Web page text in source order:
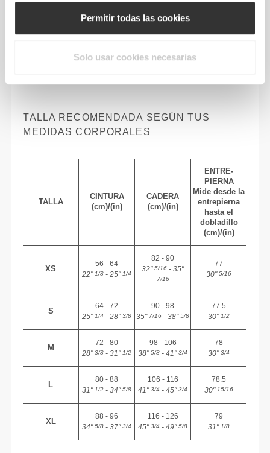
Permitir todas las cookies
Solo usar cookies necesarias
TALLA RECOMENDADA SEGÚN TUS
MEDIDAS CORPORALES
TALLA
CINTURA
(cm)/(in)
CADERA
(cm)/(in)
ENTRE-
PIERNA
Mide desde la
entrepierna
hasta el
dobladillo
(cm)/(in)
XS
56 - 64
22"1/8 - 25"1/4
82 - 90
32"5/16 - 35"
7/16
77
30"5/16
S
64 - 72
25"1/4 - 28"3/8
90 - 98
35"7/16 - 38"5/8
77.5
30"1/2
M
72 - 80
28"3/8 - 31"1/2
98 - 106
38"5/8 - 41"3/4
78
30"3/4
L
80 - 88
31"1/2 - 34"5/8
106 - 116
41"3/4 - 45"3/4
78.5
30"15/16
XL
88 - 96
34"5/8 - 37"3/4
116 - 126
45"3/4 - 49"5/8
79
31"1/8